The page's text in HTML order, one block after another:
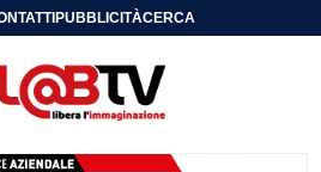
PUBBLICITÀCERCA